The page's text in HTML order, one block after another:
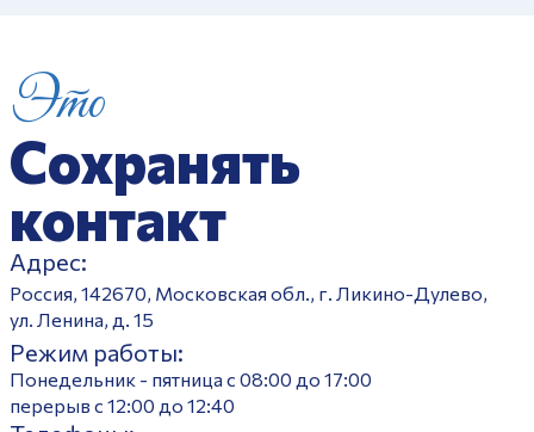
Это
Сохранять
контакт
Адрес:
Россия, 142670, Московская обл., г. Ликино-Дулево,
ул. Ленина, д. 15
Режим работы:
Понедельник - пятница с 08:00 до 17:00
перерыв с 12:00 до 12:40